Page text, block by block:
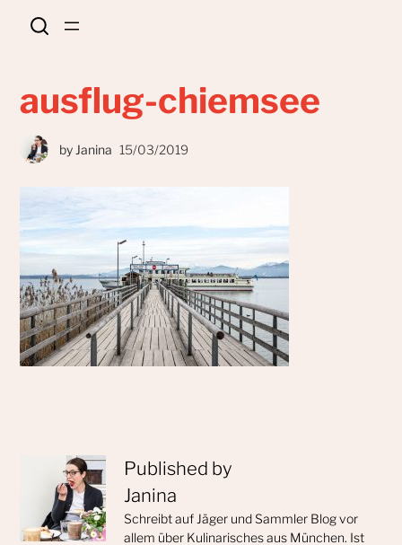
ausflug-chiemsee
by Janina 15/03/2019
Published by
Janina
Schreibt auf Jäger und Sammler Blog vor
allem über Kulinarisches aus München. Ist